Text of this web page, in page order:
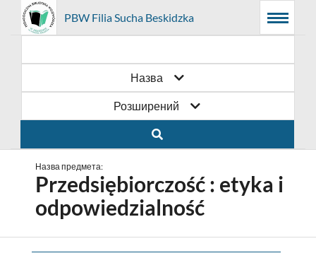
Головне
меню
Пошукова
система
Основний
контент
Prolib
Integro
-
сторінка
PBW Filia Sucha Beskidzka
Menu
Назва
Розширений
Назва предмета:
Przedsiębiorczość : etyka i
odpowiedzialność